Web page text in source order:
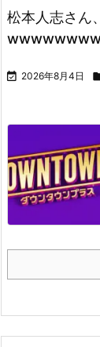
松本人志さん
 2026年8月4日